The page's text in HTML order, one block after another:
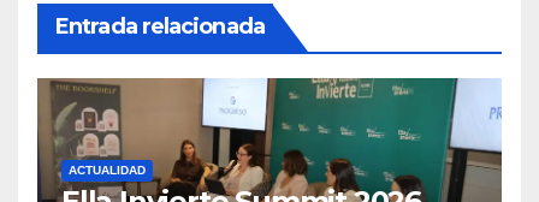
Entrada relacionada
ACTUALIDAD